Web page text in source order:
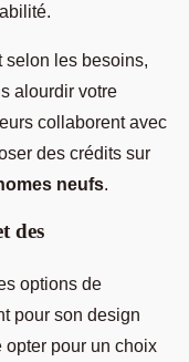
selon les besoins,
alourdir votre
collaborent avec
des crédits sur
neufs.
des
options de
pour son design
opter pour un choix